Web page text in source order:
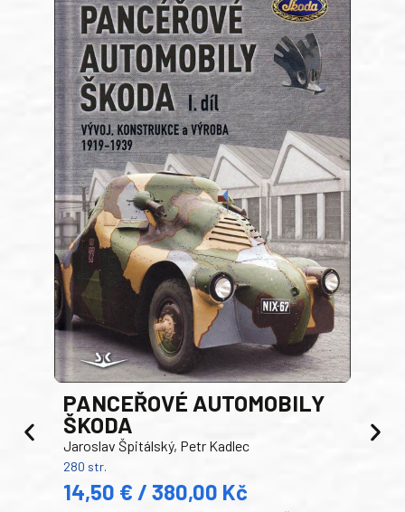
PANCEŘOVÉ AUTOMOBILY
ŠKODA
Jaroslav Špitálský, Petr Kadlec
280 str.
14,50 € / 380,00 Kč